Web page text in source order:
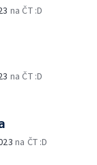
na ČT :D
na ČT :D
na ČT :D